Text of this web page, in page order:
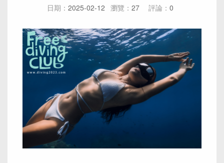
日期： 2025-02-12 瀏覽： 27 評論： 0